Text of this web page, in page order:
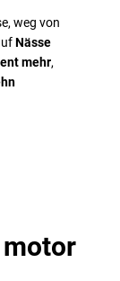
weg von
Nässe
mehr,